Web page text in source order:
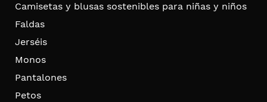
Camisetas y blusas sostenibles para niñas y niños
Faldas
Jerséis
Monos
Pantalones
Petos